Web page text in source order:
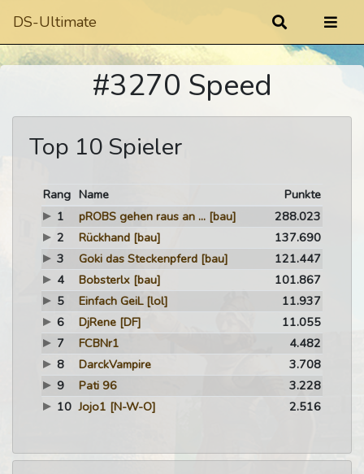
DS-Ultimate
#3270 Speed
Top 10 Spieler
Rang Name
Punkte
1
pROBS gehen raus an ... [bau]
288.023
2
Rückhand [bau]
137.690
3
Goki das Steckenpferd [bau]
121.447
4
Bobsterlx [bau]
101.867
5
Einfach GeiL [lol]
11.937
6
DjRene [DF]
11.055
7
FCBNr1
4.482
8
DarckVampire
3.708
9
Pati 96
3.228
10 Jojo1 [N-W-O] 2.516